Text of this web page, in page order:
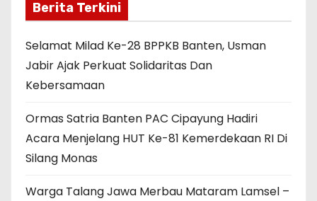
Berita Terkini
Selamat Milad Ke-28 BPPKB Banten, Usman
Jabir Ajak Perkuat Solidaritas Dan
Kebersamaan
Ormas Satria Banten PAC Cipayung Hadiri
Acara Menjelang HUT Ke-81 Kemerdekaan RI Di
Silang Monas
Warga Talang Jawa Merbau Mataram Lamsel –